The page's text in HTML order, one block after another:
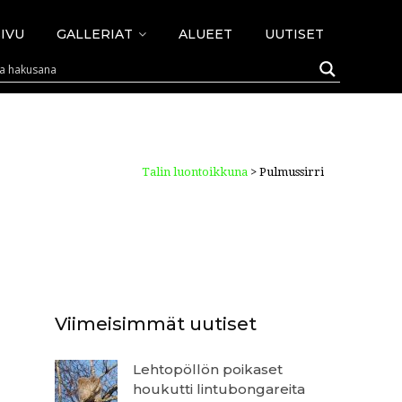
GALLERIAT ALUEET UUTISET
Talin luontoikkuna > Pulmussirri
Viimeisimmät uutiset
Lehtopöllön poikaset
houkutti lintubongareita